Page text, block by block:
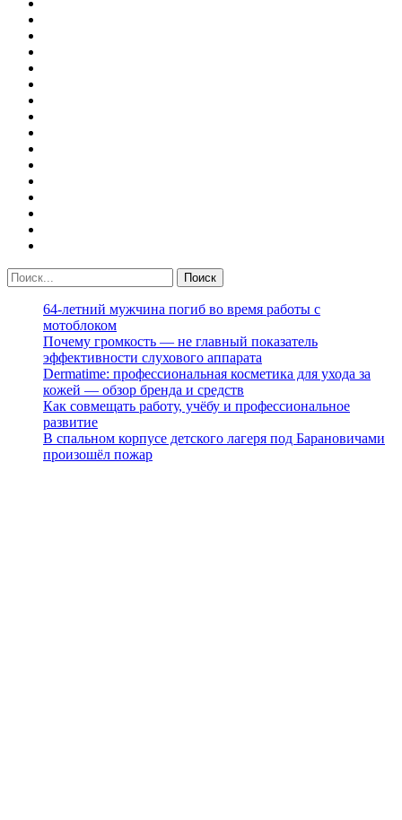
64-летний мужчина погиб во время работы с
мотоблоком
Почему громкость — не главный показатель
эффективности слухового аппарата
Dermatime: профессиональная косметика для ухода за
кожей — обзор бренда и средств
Как совмещать работу, учёбу и профессиональное
развитие
В спальном корпусе детского лагеря под Барановичами
произошёл пожар